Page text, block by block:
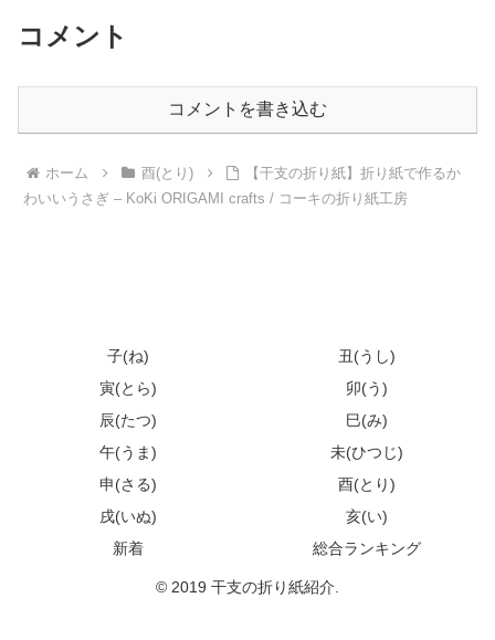
コメント
コメントを書き込む
ホーム 酉(とり)
【干支の折り紙】折り紙で作るか
わいいうさぎ – KoKi ORIGAMI crafts / コーキの折り紙工房
子(ね)
丑(うし)
寅(とら)
卯(う)
辰(たつ)
巳(み)
午(うま)
未(ひつじ)
申(さる)
酉(とり)
戌(いぬ)
亥(い)
新着
総合ランキング
© 2019 干支の折り紙紹介.